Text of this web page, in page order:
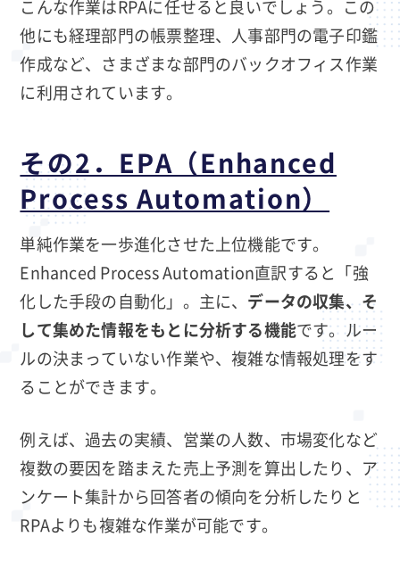
こんな作業はRPAに任せると良いでしょう。この
他にも経理部門の帳票整理、人事部門の電子印鑑
作成など、さまざまな部門のバックオフィス作業
に利用されています。
その2．EPA（Enhanced
Process Automation）
単純作業を一歩進化させた上位機能です。
Enhanced Process Automation直訳すると「強
化した手段の自動化」。主に、 データの収集、そ
して集めた情報をもとに分析する機能です。ルー
ルの決まっていない作業や、複雑な情報処理をす
ることができます。
例えば、過去の実績、営業の人数、市場変化など
複数の要因を踏まえた売上予測を算出したり、ア
ンケート集計から回答者の傾向を分析したりと
RPAよりも複雑な作業が可能です。